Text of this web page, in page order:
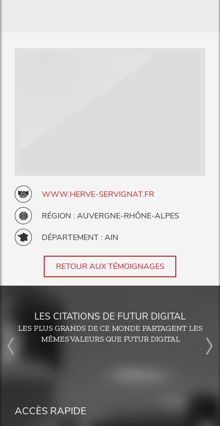
WWW.HERVE-SERVIGNAT.FR
RÉGION : AUVERGNE-RHÔNE-ALPES
DÉPARTEMENT : AIN
RETOUR AUX TÉMOIGNAGES
LES CITATIONS DE FUTUR DIGITAL
LES PLUS GRANDS DE CE MONDE PARTAGENT LES
MÊMES VALEURS QUE FUTUR DIGITAL
ACCÈS RAPIDE